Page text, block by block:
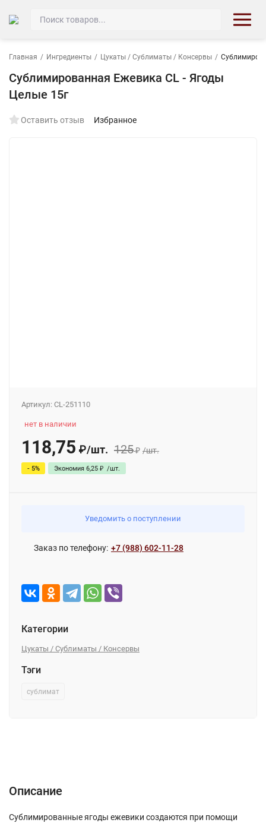
Главная / Ингредиенты / Цукаты / Сублиматы / Консервы /
Сублимированная Ежевика CL - Ягоды
Целые 15г
Оставить отзыв Избранное
Артикул: CL-251110
нет в наличии
118,75 ₽/шт. 125₽ /шт.
- 5% Экономия 6,25 ₽ /шт.
Уведомить о поступлении
Заказ по телефону: +7 (988) 602-11-28
Категории
Цукаты / Сублиматы / Консервы
Тэги
сублимат
Описание
Сублимированные ягоды ежевики создаются при помощи